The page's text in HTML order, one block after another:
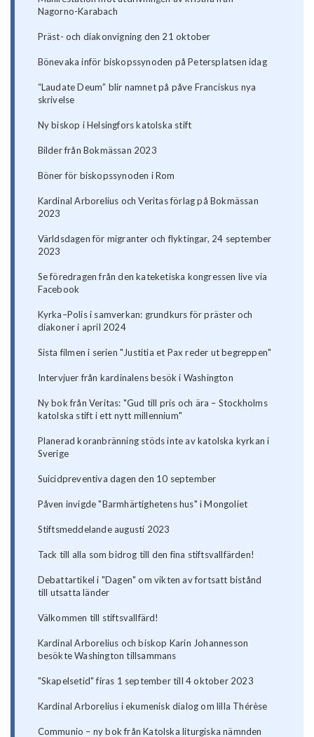
Nagorno-Karabach
Präst- och diakonvigning den 21 oktober
Bönevaka inför biskopssynoden på Petersplatsen idag
“Laudate Deum” blir namnet på påve Franciskus nya
skrivelse
Ny biskop i Helsingfors katolska stift
Bilder från Bokmässan 2023
Böner för biskopssynoden i Rom
Kardinal Arborelius och Veritas förlag på Bokmässan
2023
Världsdagen för migranter och flyktingar, 24 september
2023
Se föredragen från den kateketiska kongressen live via
Facebook
Kyrka–Polis i samverkan: grundkurs för präster och
diakoner i april 2024
Sista filmen i serien "Justitia et Pax reder ut begreppen"
Intervjuer från kardinalens besök i Washington
Ny bok från Veritas: "Gud till pris och ära – Stockholms
katolska stift i ett nytt millennium"
Planerad koranbränning stöds inte av katolska kyrkan i
Sverige
Suicidpreventiva dagen den 10 september
Påven invigde "Barmhärtighetens hus" i Mongoliet
Stiftsmeddelande augusti 2023
Tack till alla som bidrog till den fina stiftsvallfärden!
Debattartikel i "Dagen" om vikten av fortsatt bistånd
till utsatta länder
Välkommen till stiftsvallfärd!
Kardinal Arborelius och biskop Karin Johannesson
besökte Washington tillsammans
"Skapelsetid" firas 1 september till 4 oktober 2023
Kardinal Arborelius i ekumenisk dialog om lilla Thérèse
Communio – ny bok från Katolska liturgiska nämnden